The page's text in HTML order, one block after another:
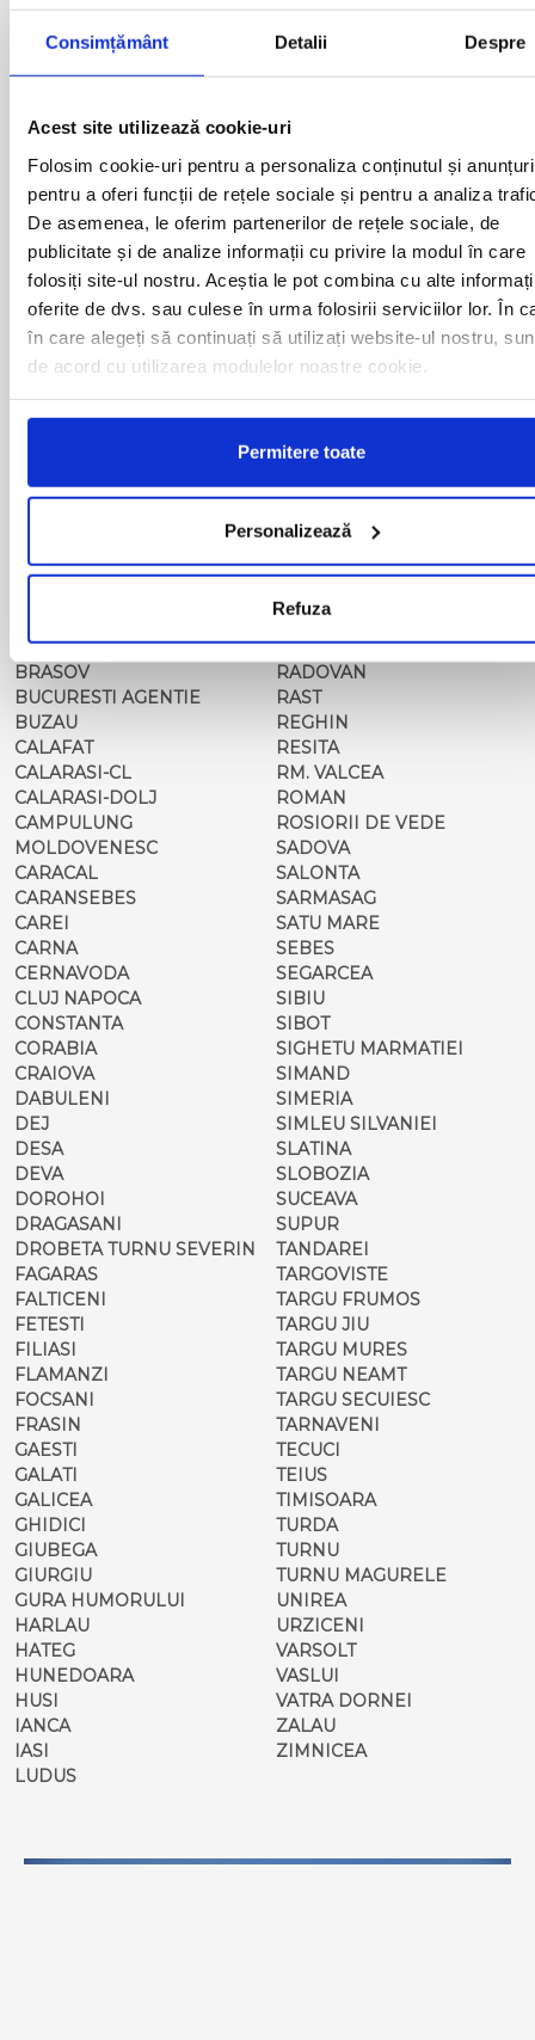
Consimțământ Detalii Despre
Acest site utilizează cookie-uri
Folosim cookie-uri pentru a personaliza conținutul și
pentru a oferi funcții de rețele sociale și pentru a analiza
De asemenea, le oferim partenerilor de rețele sociale, de
publicitate și de analize informații cu privire la modul în care
folosiți site-ul nostru. Aceștia le pot combina cu alte
oferite de dvs. sau culese în urma folosirii serviciilor lor. În
în care alegeți să continuați să utilizați website-ul nostru,
de acord cu utilizarea modulelor noastre cookie.
Permitere toate
Personalizează
Refuza
Curse din Romania catre ITALIA:
ACAS
AIUD
ALBA IULIA
ALESD
ALEXANDRIA
ARAD
BACAU
BAIA MARE
BAILE HERCULANE
BAILESTI
BALS-IS
BALS-OT
BECHET
BISTRITA
BRAILA
BRASOV
BUCURESTI AGENTIE
BUZAU
CALAFAT
CALARASI-CL
CALARASI-DOLJ
CAMPULUNG
MOLDOVENESC
CARACAL
CARANSEBES
CAREI
CARNA
CERNAVODA
CLUJ NAPOCA
CONSTANTA
CORABIA
CRAIOVA
DABULENI
DEJ
DESA
DEVA
DOROHOI
DRAGASANI
DROBETA TURNU SEVERIN
FAGARAS
FALTICENI
FETESTI
FILIASI
FLAMANZI
FOCSANI
FRASIN
GAESTI
GALATI
GALICEA
GHIDICI
GIUBEGA
GIURGIU
GURA HUMORULUI
HARLAU
HATEG
HUNEDOARA
HUSI
IANCA
IASI
LUDUS
LUGOJ
MEDGIDIA
MEDIAS
MIZIL
MOINESTI
MOTCA
NUSFALAU
OLTENITA
ONESTI
ORADEA
ORSOVA
PASCANI
PERICEI
PETROSANI
PIATRA NEAMT
PISCU VECHI
PITESTI
PLOIESTI
PODARI
POIANA MARE
RADOVAN
RAST
REGHIN
RESITA
RM. VALCEA
ROMAN
ROSIORII DE VEDE
SADOVA
SALONTA
SARMASAG
SATU MARE
SEBES
SEGARCEA
SIBIU
SIBOT
SIGHETU MARMATIEI
SIMAND
SIMERIA
SIMLEU SILVANIEI
SLATINA
SLOBOZIA
SUCEAVA
SUPUR
TANDAREI
TARGOVISTE
TARGU FRUMOS
TARGU JIU
TARGU MURES
TARGU NEAMT
TARGU SECUIESC
TARNAVENI
TECUCI
TEIUS
TIMISOARA
TURDA
TURNU
TURNU MAGURELE
UNIREA
URZICENI
VARSOLT
VASLUI
VATRA DORNEI
ZALAU
ZIMNICEA